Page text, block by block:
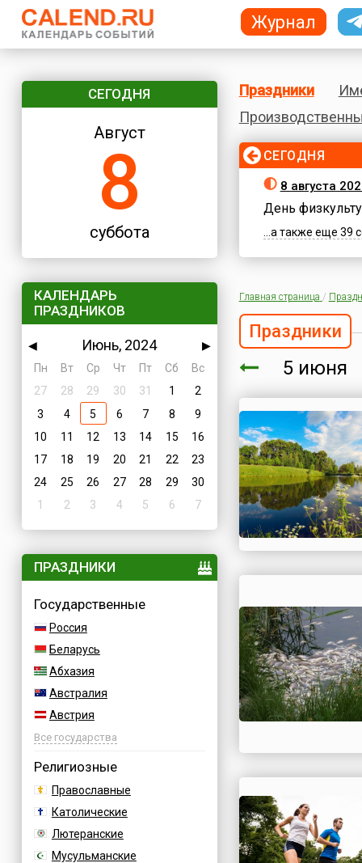
СЕГОДНЯ
Август
8
суббота
КАЛЕНДАРЬ
ПРАЗДНИКОВ
◀ Июнь, 2024
▶
Пн
Вт Ср Чт Пт Сб
Вс
27
28 29 30 31 1
2
3
4 5 6 7 8
9
10
11 12 13 14 15
16
17
18 19 20 21 22
23
24
25 26 27 28 29
30
1
2 3 4 5 6 7
ПРАЗДНИКИ
Государственные
Россия
Беларусь
Абхазия
Австралия
Австрия
Азербайджан
Все государства
Религиозные
Православные
Католические
Лютеранские
Мусульманские
Праздники
СЕГОДНЯ
8 августа
День
...а также еще 39
Главная страница /
Праздники
5 июня
Журнал